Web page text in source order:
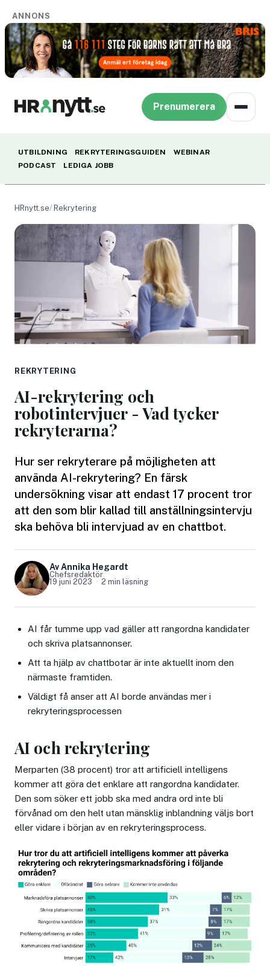
ANNONS
Prenumerera
UTBILDNING REKRYTERINGSGUIDEN
WEBINAR
PODCAST
LEDIGA JOBB
HRnytt.se Rekrytering
REKRYTERING
AI-rekrytering och
robotintervjuer - Vad tycker
rekryterarna?
Hur ser rekryterare på möjligheten att
använda AI-rekrytering? En färsk
undersökning visar att endast 17 procent tror
att den som blir kallad till anställningsintervju
ska behöva bli intervjuad av en chattbot.
Av Annika Hegardt
Chefsredaktör
19 juni 2023
2 min läsning
AI får tumme upp vad gäller att rangordna kandidater
och skriva platsannonser.
Att ta hjälp av chattbotar är inte aktuellt inom den
närmaste framtiden.
Väldigt få anser att AI borde användas mer i
rekryteringsprocessen
AI och rekrytering
Merparten (38 procent) tror att artificiell intelligens
kommer att göra det enklare att rangordna kandidater.
Den som söker ett jobb ska med andra ord inte bli
förvånad om den helt utan mänsklig inblandning väljs bort
eller vidare i början av en rekryteringsprocess.